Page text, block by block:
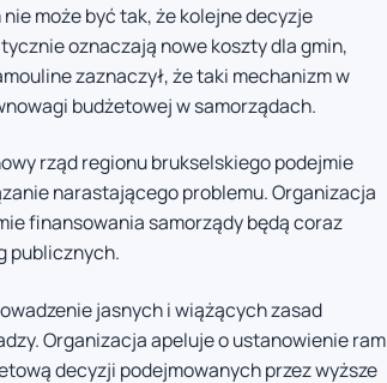
może być tak, że kolejne decyzje
oznaczają nowe koszty dla gmin,
zaznaczył, że taki mechanizm w
budżetowej w samorządach.
rząd regionu brukselskiego podejmie
narastającego problemu. Organizacja
finansowania samorządy będą coraz
publicznych.
jasnych i wiążących zasad
Organizacja apeluje o ustanowienie ram
decyzji podejmowanych przez wyższe